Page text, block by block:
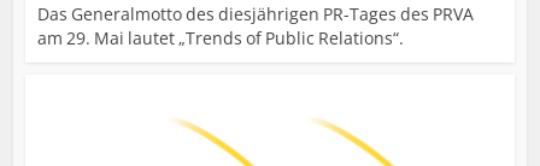
Das Generalmotto des diesjährigen PR-Tages des PRVA
am 29. Mai lautet „Trends of Public Relations“.